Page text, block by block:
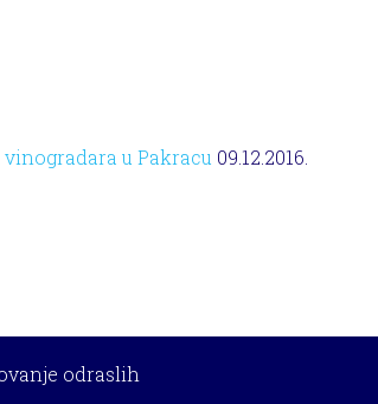
u Pakracu 09.12.2016.
odraslih